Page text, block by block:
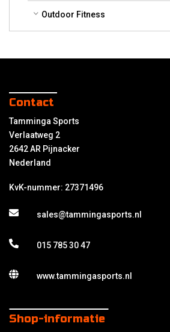
Outdoor Fitness
Contact
Tamminga Sports
Verlaatweg 2
2642 AR Pijnacker
Nederland
KvK-nummer: 27371496
sales@tammingasports.nl
015 785 30 47
www.tammingasports.nl
Shop-informatie